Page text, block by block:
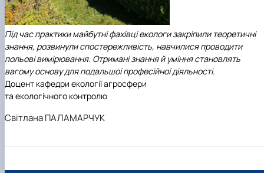
Під час практики майбутні фахівці екологи закріпили теоретичні
знання, розвинули спостережливість, навчилися проводити
польові вимірювання. Отримані знання й уміння становлять
вагому основу для подальшої професійної діяльності.
Доцент кафедри екології агросфери
та екологічного контролю
Світлана ПАЛАМАРЧУК